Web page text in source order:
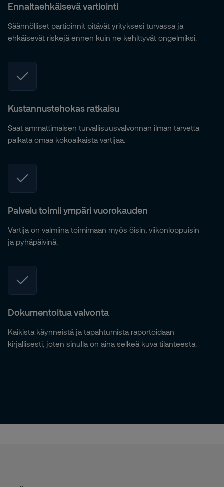
Ennaltaehkäisevä vartiointi
Säännölliset partioinnit pitävät yrityksesi turvassa ja
ehkäisevät riskejä ennen kuin ne kehittyvät ongelmiksi.
Kustannustehokas ratkaisu
Saat ammattimaisen turvallisuusvalvonnan ilman tarvetta
palkata omaa kokoaikaista vartijaa.
Palvelu toimii ympäri vuorokauden
Vartija on valmiina toimimaan myös öisin, viikonloppuisin
ja pyhäpäivinä.
Dokumentoitua valvonta
Kaikista käynneistä ja tapahtumista raportoidaan
kirjallisesti, joten sinulla on aina selkeä kuva tilanteesta.